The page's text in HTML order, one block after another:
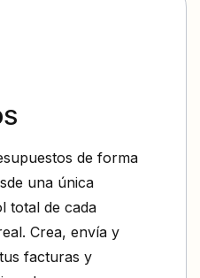
de forma
una única
total de cada
Crea, envía y
facturas y